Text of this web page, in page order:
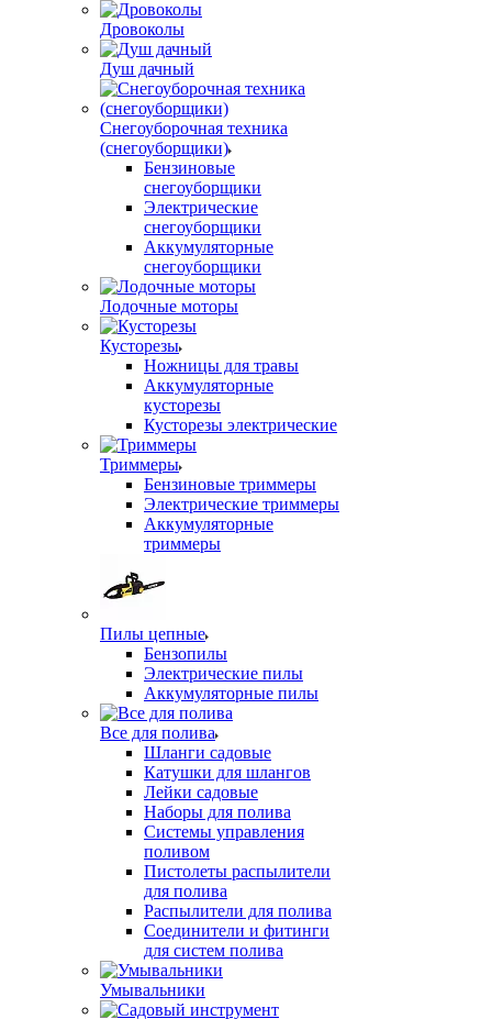
Дровоколы
Душ дачный
Снегоуборочная техника
(снегоуборщики)
Бензиновые
снегоуборщики
Электрические
снегоуборщики
Аккумуляторные
снегоуборщики
Лодочные моторы
Кусторезы
Ножницы для травы
Аккумуляторные
кусторезы
Кусторезы электрические
Триммеры
Бензиновые триммеры
Электрические триммеры
Аккумуляторные
триммеры
Пилы цепные
Бензопилы
Электрические пилы
Аккумуляторные пилы
Все для полива
Шланги садовые
Катушки для шлангов
Лейки садовые
Наборы для полива
Системы управления
поливом
Пистолеты распылители
для полива
Распылители для полива
Соединители и фитинги
для систем полива
Умывальники